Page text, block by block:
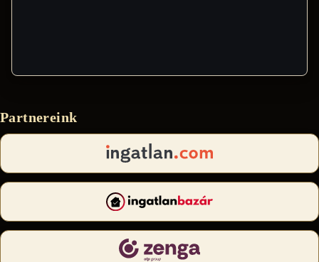
Partnereink